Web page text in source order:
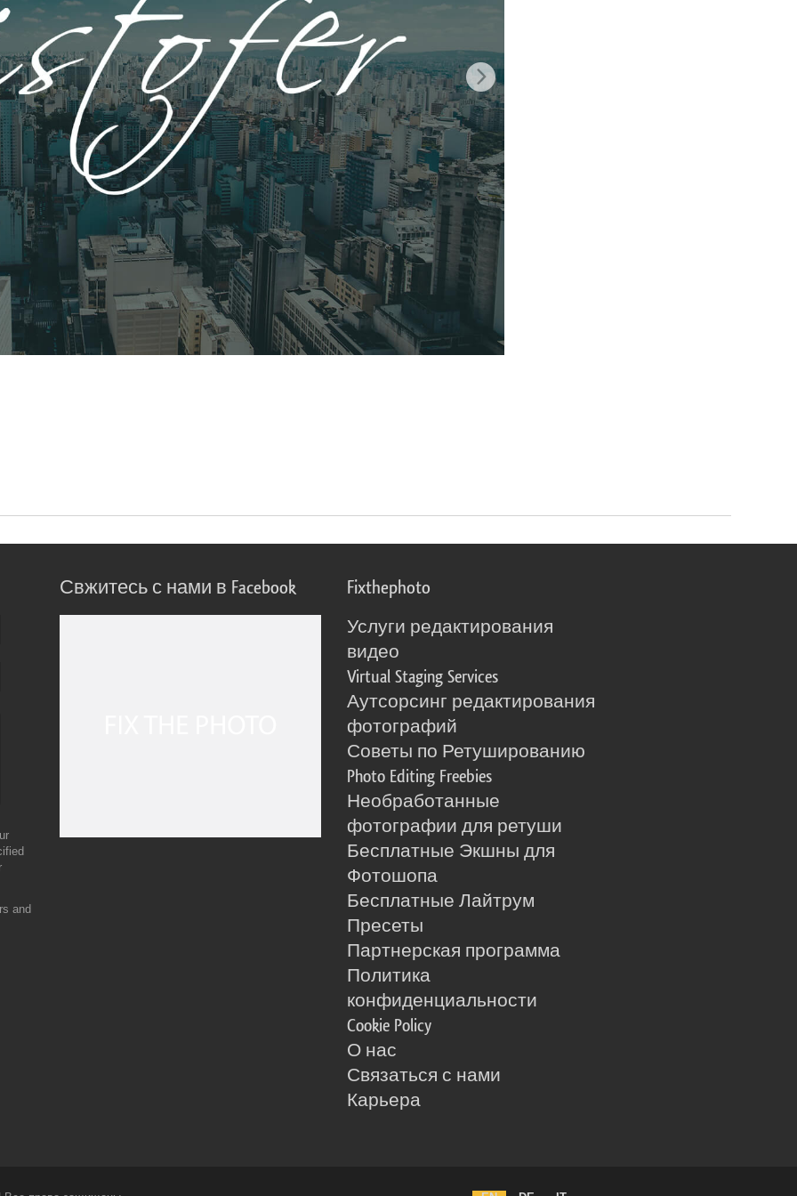
ретуши Ретушь ювелирных
изделий
Данные для обучения
ИИ
and
Свжитесь с нами в Facebook Fixthephoto
Услуги редактирования
видео
Virtual Staging Services
Аутсорсинг редактирования
фотографий
Советы по Ретушированию
Photo Editing Freebies
Необработанные
фотографии для ретуши
Бесплатные Экшны для
Фотошопа
Бесплатные Лайтрум
Пресеты
Партнерская программа
Политика
конфиденциальности
Cookie Policy
О нас
Связаться с нами
Карьера